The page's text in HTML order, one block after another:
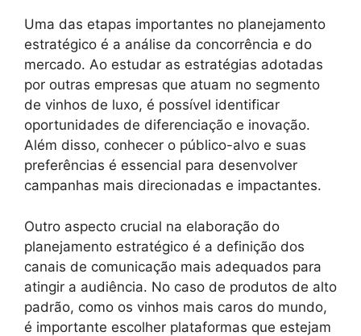
Uma das etapas importantes no planejamento
estratégico é a análise da concorrência e do
mercado. Ao estudar as estratégias adotadas
por outras empresas que atuam no segmento
de vinhos de luxo, é possível identificar
oportunidades de diferenciação e inovação.
Além disso, conhecer o público-alvo e suas
preferências é essencial para desenvolver
campanhas mais direcionadas e impactantes.
Outro aspecto crucial na elaboração do
planejamento estratégico é a definição dos
canais de comunicação mais adequados para
atingir a audiência. No caso de produtos de alto
padrão, como os vinhos mais caros do mundo,
é importante escolher plataformas que estejam